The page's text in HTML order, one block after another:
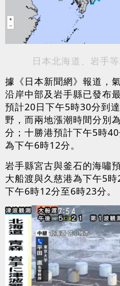
日本北海道、岩手
據《日本新聞網》報道，
沿岸中部及岩手縣已發布
預計20日下午5時30分到
野，而兩地漲潮時間分別
分；十勝港預計下午5時
為下午6時12分。
岩手縣宮古與釜石的海嘯
大船渡與久慈港為下午5
下午6時12分至6時23分。